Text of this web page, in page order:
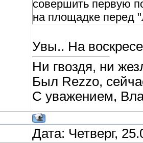
совершить первую
на площадке перед
Увы.. На
Ни гвоздя, ни
Был Rezzo,
С уважением,
Дата: Четверг,